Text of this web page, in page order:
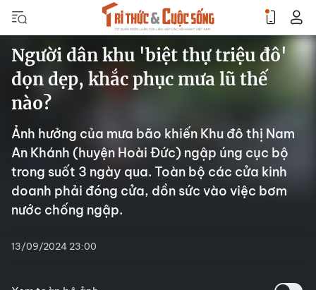
Người dân khu 'biệt thự triệu đô'
dọn dẹp, khắc phục mưa lũ thế
nào?
Ảnh hưởng của mưa bão khiến Khu đô thị Nam
An Khánh (huyện Hoài Đức) ngập úng cục bộ
trong suốt 3 ngày qua. Toàn bộ các cửa kinh
doanh phải đóng cửa, dồn sức vào việc bơm
nước chống ngập.
13/09/2024 23:00